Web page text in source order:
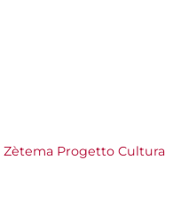
Zètema Progetto Cultura